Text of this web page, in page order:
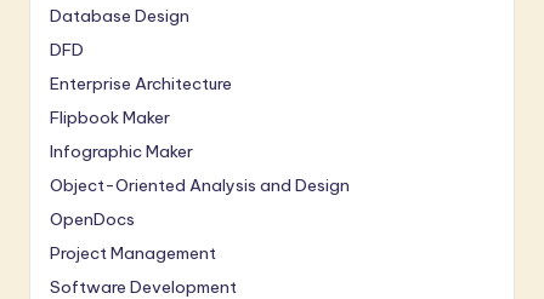
Database Design
DFD
Enterprise Architecture
Flipbook Maker
Infographic Maker
Object-Oriented Analysis and Design
OpenDocs
Project Management
Software Development